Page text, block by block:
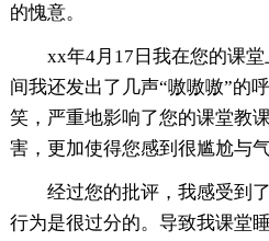
的愧意。
xx年4月17日我在您的课
间我还发出了几声“嗷嗷嗷”的
笑，严重地影响了您的课堂教
害，更加使得您感到很尴尬与气
经过您的批评，我感受到
行为是很过分的。导致我课堂